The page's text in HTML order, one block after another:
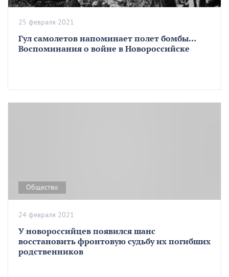
Гул самолетов напоминает полет бомбы…
Воспоминания о войне в Новороссийске
25 февраля 2021
Общество
У новороссийцев появился шанс
восстановить фронтовую судьбу их погибших
родственников
24 февраля 2021